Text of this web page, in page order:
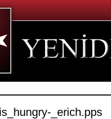
_erich.pps